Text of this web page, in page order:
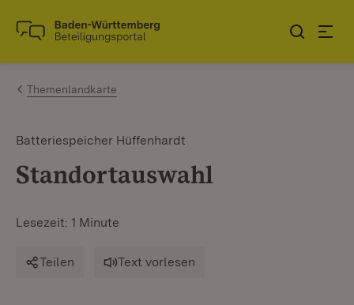
Zum Inhalt springen
Link zur Startseite
Themenlandkarte
Batteriespeicher Hüffenhardt
Standortauswahl
Lesezeit: 1 Minute
Teilen Text vorlesen